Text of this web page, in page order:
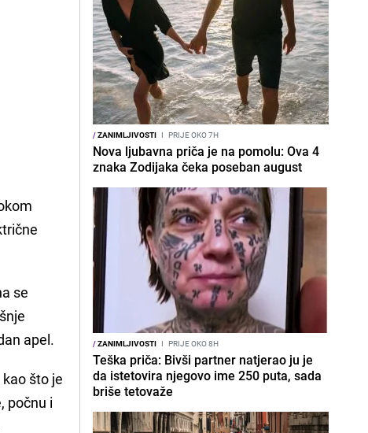
se
apel.
što je
počnu i
/ZANIMLJIVOSTI I PRIJE OKO 7H
Nova ljubavna priča je na pomolu: Ova 4
znaka Zodijaka čeka poseban august
/ZANIMLJIVOSTI I PRIJE OKO 8H
Teška priča: Bivši partner natjerao ju je
da istetovira njegovo ime 250 puta, sada
briše tetovaže